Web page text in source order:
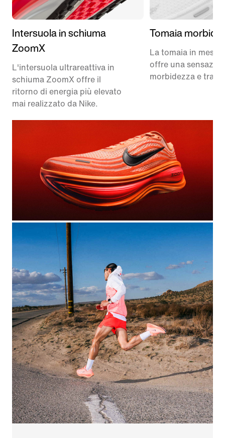
Intersuola in schiuma
ZoomX
L'intersuola ultrareattiva in
schiuma ZoomX offre il
ritorno di energia più elevato
mai realizzato da Nike.
Tomaia morbida
La tomaia in mesh
offre una
morbidezza e